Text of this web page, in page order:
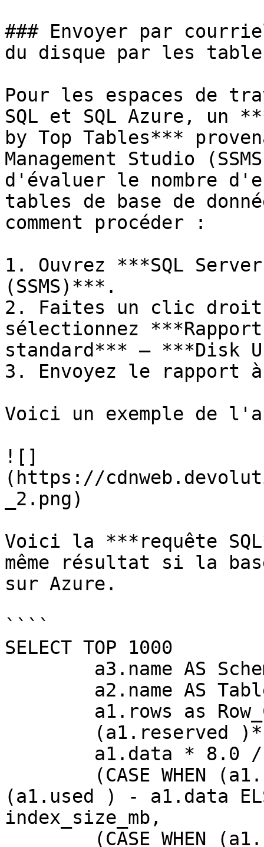
### Envoyer par
du disque par les
Pour les espaces de
SQL et SQL Azure, un
by Top Tables***
Management Studio
d'évaluer le nombre
tables de base de
comment procéder :
1. Ouvrez ***SQL
(SSMS)***.
2. Faites un clic droit
sélectionnez
standard*** – ***Disk
3. Envoyez le rapport
Voici un exemple de
![]
(https://
_2.png)
Voici la ***requête
même résultat si la
sur Azure.
````
SELECT TOP 1000
(a1.used ) - a1.data
index_size_mb,